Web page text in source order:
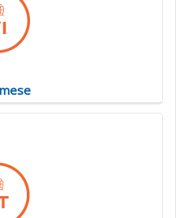
Vietnamese